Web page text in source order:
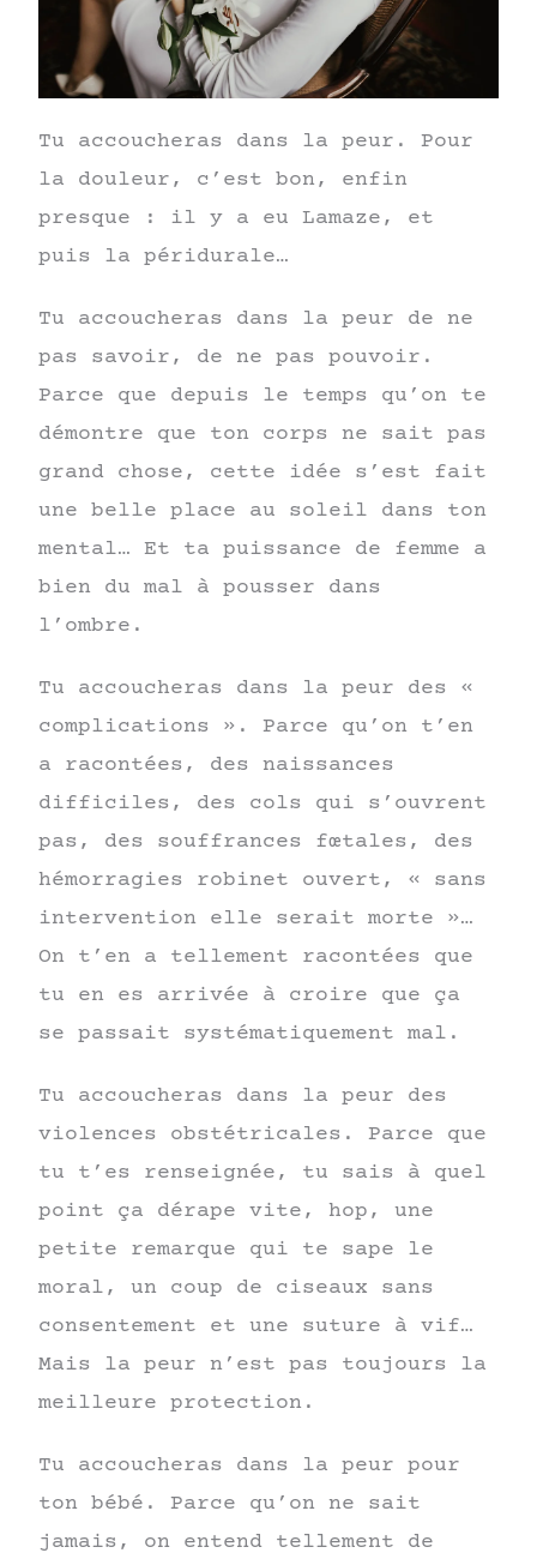
Tu accoucheras dans la peur. Pour
la douleur, c’est bon, enfin
presque : il y a eu Lamaze, et
puis la péridurale…
Tu accoucheras dans la peur de ne
pas savoir, de ne pas pouvoir.
Parce que depuis le temps qu’on te
démontre que ton corps ne sait pas
grand chose, cette idée s’est fait
une belle place au soleil dans ton
mental… Et ta puissance de femme a
bien du mal à pousser dans
l’ombre.
Tu accoucheras dans la peur des «
complications ». Parce qu’on t’en
a racontées, des naissances
difficiles, des cols qui s’ouvrent
pas, des souffrances fœtales, des
hémorragies robinet ouvert, « sans
intervention elle serait morte »…
On t’en a tellement racontées que
tu en es arrivée à croire que ça
se passait systématiquement mal.
Tu accoucheras dans la peur des
violences obstétricales. Parce que
tu t’es renseignée, tu sais à quel
point ça dérape vite, hop, une
petite remarque qui te sape le
moral, un coup de ciseaux sans
consentement et une suture à vif…
Mais la peur n’est pas toujours la
meilleure protection.
Tu accoucheras dans la peur pour
ton bébé. Parce qu’on ne sait
jamais, on entend tellement de